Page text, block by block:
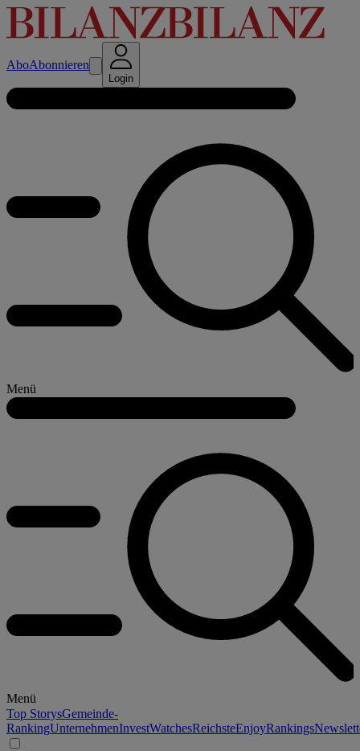
AboAbonnieren
Login
Menü
Menü
Top StorysGemeinde-
RankingUnternehmenInvestWatchesReichsteEnjoyRankings